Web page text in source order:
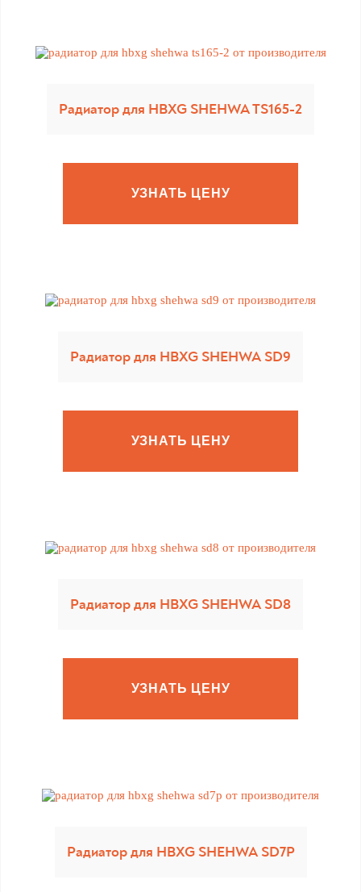
Радиатор для HBXG SHEHWA TS165-2
УЗНАТЬ ЦЕНУ
Радиатор для HBXG SHEHWA SD9
УЗНАТЬ ЦЕНУ
Радиатор для HBXG SHEHWA SD8
УЗНАТЬ ЦЕНУ
Радиатор для HBXG SHEHWA SD7P